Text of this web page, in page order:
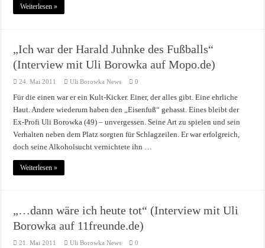
Weiterlesen »
„Ich war der Harald Juhnke des Fußballs“
(Interview mit Uli Borowka auf Mopo.de)
24. Mai 2011 Uli Borowka News 0
Für die einen war er ein Kult-Kicker. Einer, der alles gibt. Eine ehrliche
Haut. Andere wiederum haben den „Eisenfuß“ gehasst. Eines bleibt der
Ex-Profi Uli Borowka (49) – unvergessen. Seine Art zu spielen und sein
Verhalten neben dem Platz sorgten für Schlagzeilen. Er war erfolgreich,
doch seine Alkoholsucht vernichtete ihn …
Weiterlesen »
„…dann wäre ich heute tot“ (Interview mit Uli
Borowka auf 11freunde.de)
21. Mai 2011 Uli Borowka News 0